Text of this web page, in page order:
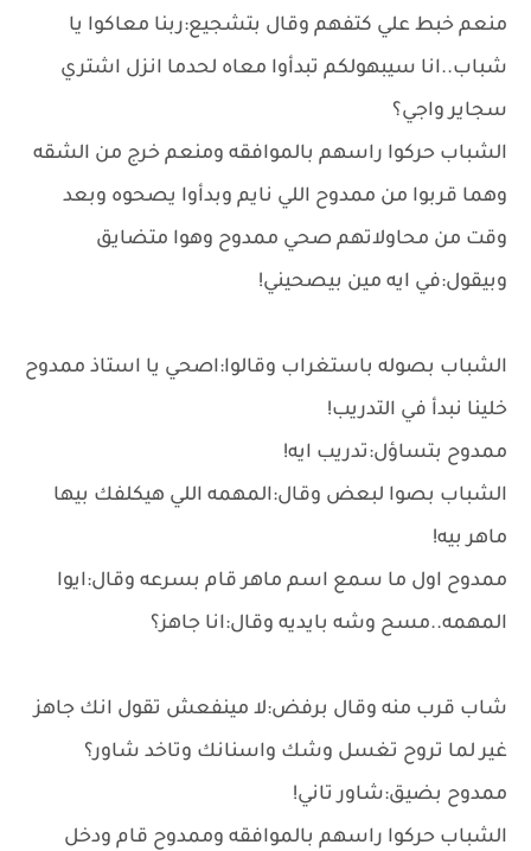
منعم خبط علي كتفهم وقال بتشجيع:ربنا معاكوا يا
شباب..انا سيبهولكم تبدأوا معاه لحدما انزل اشتري
سجاير واجي؟
الشباب حركوا راسهم بالموافقه ومنعم خرج من الشقه
وهما قربوا من ممدوح اللي نايم وبدأوا يصحوه وبعد
وقت من محاولاتهم صحي ممدوح وهوا متضايق
وبيقول:في ايه مين بيصحيني!
الشباب بصوله باستغراب وقالوا:اصحي يا استاذ ممدوح
خلينا نبدأ في التدريب!
ممدوح بتساؤل:تدريب ايه!
الشباب بصوا لبعض وقال:المهمه اللي هيكلفك بيها
ماهر بيه!
ممدوح اول ما سمع اسم ماهر قام بسرعه وقال:ايوا
المهمه..مسح وشه بايديه وقال:انا جاهز؟
شاب قرب منه وقال برفض:لا مينفعش تقول انك جاهز
غير لما تروح تغسل وشك واسنانك وتاخد شاور؟
ممدوح بضيق:شاور تاني!
الشباب حركوا راسهم بالموافقه وممدوح قام ودخل